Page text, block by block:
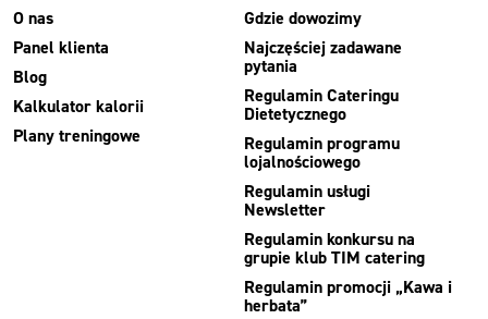
O nas
Panel klienta
Blog
Kalkulator kalorii
Plany treningowe
Gdzie dowozimy
Najczęściej zadawane
pytania
Regulamin Cateringu
Dietetycznego
Regulamin programu
lojalnościowego
Regulamin usługi
Newsletter
Regulamin konkursu na
grupie klub TIM catering
Regulamin promocji „Kawa i
herbata”